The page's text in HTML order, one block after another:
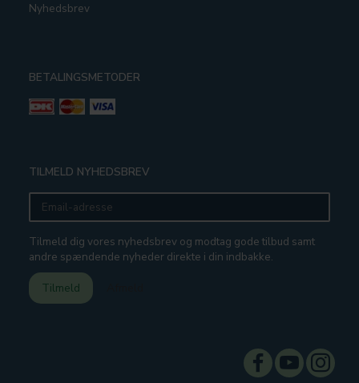
Nyhedsbrev
BETALINGSMETODER
TILMELD NYHEDSBREV
Email-
adresse
Tilmeld dig vores nyhedsbrev og modtag gode tilbud samt
andre spændende nyheder direkte i din indbakke.
Tilmeld